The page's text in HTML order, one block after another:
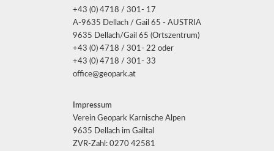
+43 (0) 4718 / 301- 17
A-9635 Dellach / Gail 65 - AUSTRIA
9635 Dellach/Gail 65 (Ortszentrum)
+43 (0) 4718 / 301- 22 oder
+43 (0) 4718 / 301- 33
office@geopark.at
Impressum
Verein Geopark Karnische Alpen
9635 Dellach im Gailtal
ZVR-Zahl: 0270 42581